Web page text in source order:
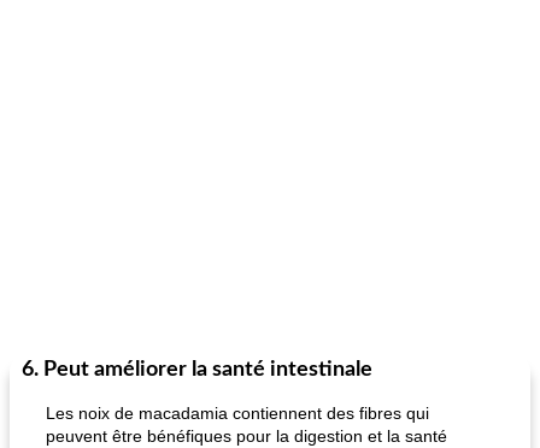
6. Peut améliorer la santé intestinale
Les noix de macadamia contiennent des fibres qui
peuvent être bénéfiques pour la digestion et la santé